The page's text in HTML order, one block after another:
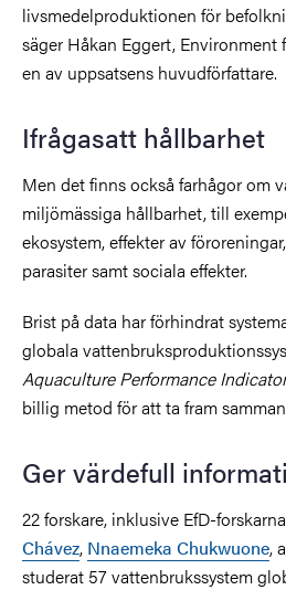
livsmedelproduktionen för
säger Håkan Eggert, Environment
en av uppsatsens huvudförfattare.
Ifrågasatt hållbarhet
Men det finns också farhågor om
miljömässiga hållbarhet, till
ekosystem, effekter av
parasiter samt sociala effekter.
Brist på data har förhindrat
globala
Aquaculture Performance
billig metod för att ta fram
Ger värdefull
22 forskare, inklusive EfD-forskarna
Chávez, Nnaemeka Chukwuone,
studerat 57 vattenbrukssystem